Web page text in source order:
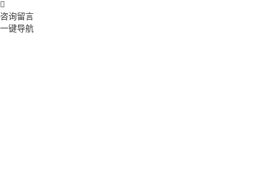

咨询留言
一键导航